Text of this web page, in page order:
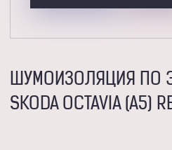
ШУМОИЗОЛЯЦИЯ ПО
SKODA OCTAVIA (A5)